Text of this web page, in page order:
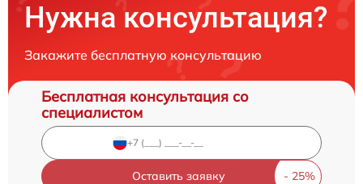
Нужна консультация?
Закажите бесплатную консультацию
Бесплатная консультация со
специалистом
Оставить заявку